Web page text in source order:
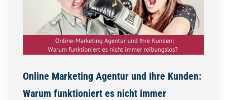
Online Marketing Agentur und Ihre Kunden:
Warum funktioniert es nicht immer